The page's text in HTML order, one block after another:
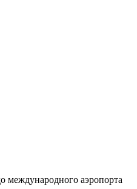
международного аэропорта